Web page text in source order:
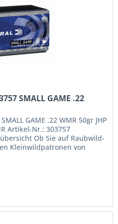
SMALL GAME .22
GAME .22 WMR 50gr JHP
Artikel-Nr.: 303757
Ob Sie auf Raubwild-
Kleinwildpatronen von